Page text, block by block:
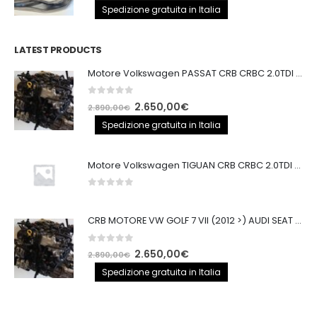
prezzo
prezzo
Spedizione gratuita in Italia
LATEST PRODUCTS
Motore Volkswagen PASSAT CRB CRBC 2.0TDI 150CV
0 out of 5
2.890,00€ Il
prezzo
2.890,00€.
2.650,00€Il
prezzo
Spedizione gratuita in Italia
Motore Volkswagen TIGUAN CRB CRBC 2.0TDI 150CV EURO6
CRB MOTORE VW GOLF 7 VII (2012 >) AUDI SEAT 2.0TDI 150CV CRB IMPIANTO BOSCH
0 out of 5
2.890,00€ Il
prezzo
2.650,00€Il
prezzo
Spedizione gratuita in Italia